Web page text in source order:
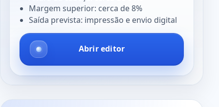
Margem superior: cerca de 8%
Saída prevista: impressão e envio digital
Abrir editor